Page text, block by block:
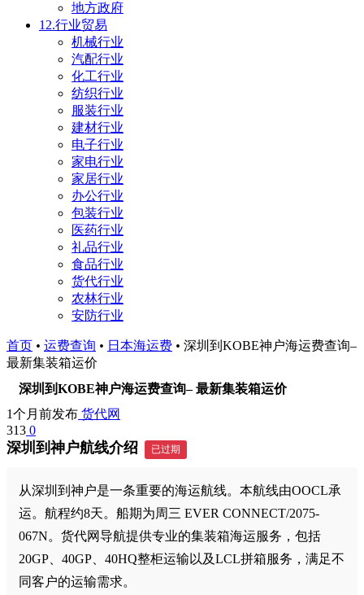
地方政府
12.行业贸易
机械行业
汽配行业
化工行业
纺织行业
服装行业
建材行业
电子行业
家电行业
家居行业
办公行业
包装行业
医药行业
礼品行业
食品行业
货代行业
农林行业
安防行业
首页 • 运费查询 • 日本海运费 • 深圳到KOBE神户海运费查询–
最新集装箱运价
深圳到KOBE神户海运费查询– 最新集装箱运价
1个月前发布 货代网
313 0
深圳到神户航线介绍 已过期
从深圳到神户是一条重要的海运航线。本航线由OOCL承
运。航程约8天。船期为周三 EVER CONNECT/2075-
067N。货代网导航提供专业的集装箱海运服务，包括
20GP、40GP、40HQ整柜运输以及LCL拼箱服务，满足不
同客户的运输需求。